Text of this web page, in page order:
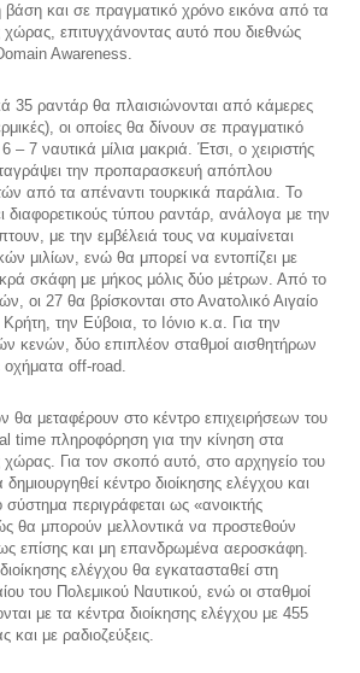
και σε πραγματικό χρόνο εικόνα από τα
επιτυγχάνοντας αυτό που διεθνώς
Awareness.
35 ραντάρ θα πλαισιώνονται από κάμερες
οι οποίες θα δίνουν σε πραγματικό
– 7 ναυτικά μίλια μακριά. Έτσι, ο χειριστής
την προπαρασκευή απόπλου
από τα απέναντι τουρκικά παράλια. Το
τύπου ραντάρ, ανάλογα με την
με την εμβέλειά τους να κυμαίνεται
μιλίων, ενώ θα μπορεί να εντοπίζει με
σκάφη με μήκος μόλις δύο μέτρων. Από το
οι 27 θα βρίσκονται στο Ανατολικό Αιγαίο
Κρήτη, την Εύβοια, το Ιόνιο κ.α. Για την
κενών, δύο επιπλέον σταθμοί αισθητήρων
off-road.
θα μεταφέρουν στο κέντρο επιχειρήσεων του
time πληροφόρηση για την κίνηση στα
Για τον σκοπό αυτό, στο αρχηγείο του
κέντρο διοίκησης ελέγχου και
περιγράφεται ως «ανοικτής
θα μπορούν μελλοντικά να προστεθούν
επίσης και μη επανδρωμένα αεροσκάφη.
ελέγχου θα εγκατασταθεί στη
του Πολεμικού Ναυτικού, ενώ οι σταθμοί
με τα κέντρα διοίκησης ελέγχου με 455
και με ραδιοζεύξεις.